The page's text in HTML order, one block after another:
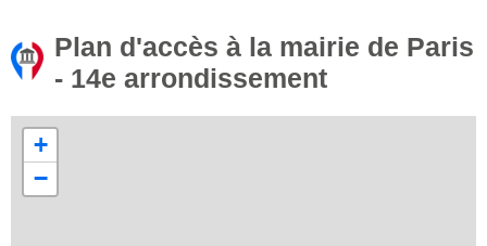
Plan d'accès à la mairie de Paris
- 14e arrondissement
+
−